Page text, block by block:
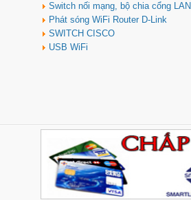
Switch nối mạng, bộ chia cổng LAN
Phát sóng WiFi Router D-Link
SWITCH CISCO
USB WiFi